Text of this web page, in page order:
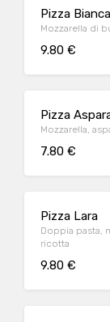
Pizza
Mozzarella di
9.80 €
Pizza
Mozzarella,
7.80 €
Pizza Lara
Doppia pasta,
ricotta
9.80 €